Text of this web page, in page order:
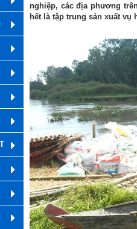
nghiệp, các địa phương
hết là tập trung sản xuất vụ